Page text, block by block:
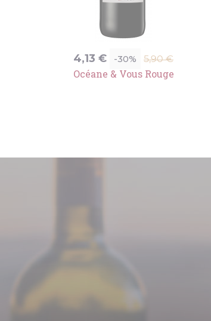
Prix
4,13 € -30%
Prix
de
base
5,90 €
Océane & Vous Rouge